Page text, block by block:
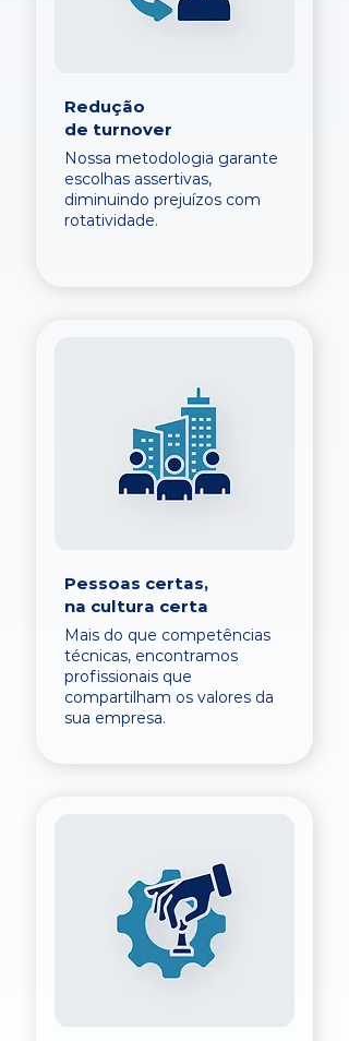
Redução
de turnover
Nossa metodologia garante
escolhas assertivas,
diminuindo prejuízos com
rotatividade.
Pessoas certas,
na cultura certa
Mais do que competências
técnicas, encontramos
profissionais que
compartilham os valores da
sua empresa.